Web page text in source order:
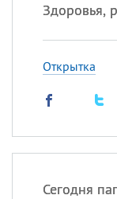
Здоровья,
Открытка
Сегодня